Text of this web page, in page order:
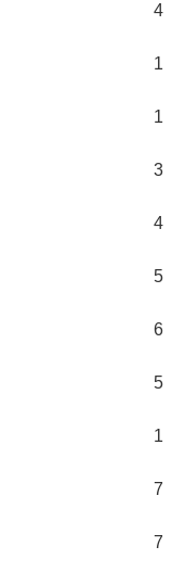
4
1
1
3
4
5
6
5
1
7
7